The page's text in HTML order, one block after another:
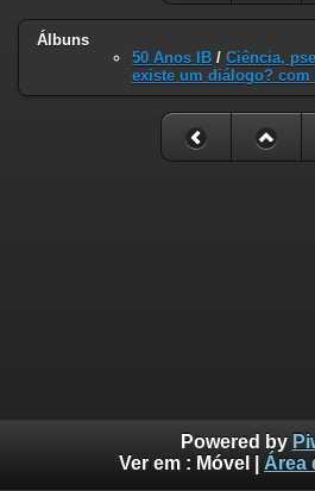
Álbuns
50 Anos IB / Ciência,
existe um diálogo? com
Powered by
Ver em : Móvel Área